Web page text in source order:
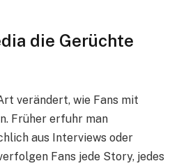
die Gerüchte
verändert, wie Fans mit
Früher erfuhr man
aus Interviews oder
Fans jede Story, jedes